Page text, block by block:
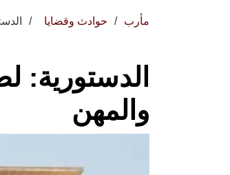
مأرب حوادث وقضايا
الدستورية:
والمهن